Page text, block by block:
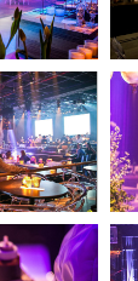
בחלון
פופאפ
לחצו
לפתיחת
הגלריה
בחלון
פופאפ
לחצו
לפתיחת